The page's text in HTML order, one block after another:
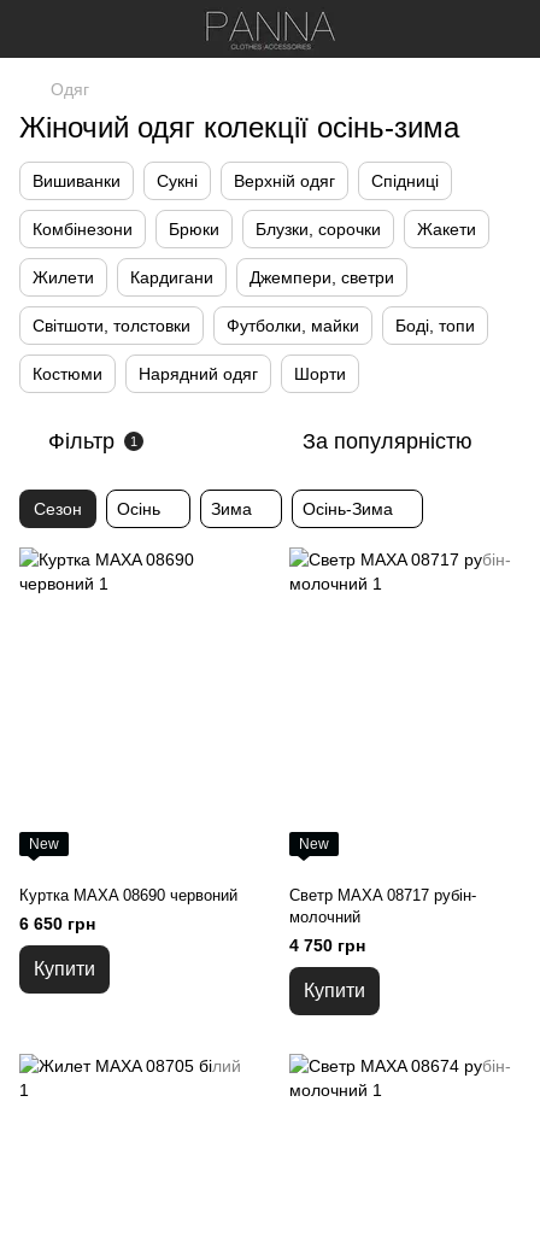
Одяг
Жіночий одяг колекції осінь-зима
Вишиванки Сукні Верхній одяг Спідниці
Комбінезони Брюки Блузки, сорочки Жакети
Жилети Кардигани Джемпери, светри
Світшоти, толстовки Футболки, майки Боді, топи
Костюми Нарядний одяг Шорти
Фільтр 1 За популярністю
Сезон Осінь Зима Осінь-Зима
New
Куртка MAXA 08690 червоний
6 650 грн
Купити
New
Светр MAXA 08717 рубін-
молочний
4 750 грн
Купити